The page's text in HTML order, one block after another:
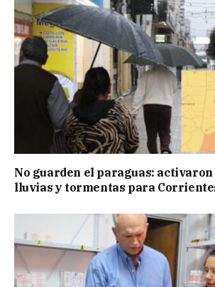
No guarden el paraguas:
lluvias y tormentas para